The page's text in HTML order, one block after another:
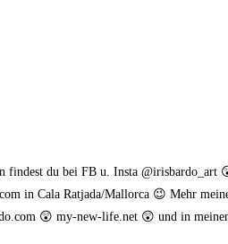
findest du bei FB u. Insta
in Cala Ratjada/Mallorca 😉 Mehr
😲 my-new-life.net 😲 und in